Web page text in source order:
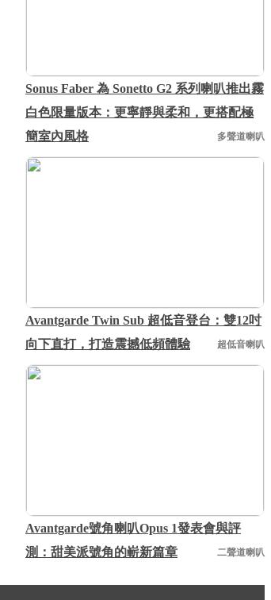
Sonus Faber 為 Sonetto G2 系列喇叭推出霧
白色限量版本：更寧靜與柔和，更搭配極
簡室內風格
多聲道喇叭
Avantgarde Twin Sub 超低音登台：雙12吋
向下直打，打造震撼低頻體驗
超低音喇叭
Avantgarde號角喇叭Opus 1發表會與評
測：甜美派號角的嶄新篇章
二聲道喇叭